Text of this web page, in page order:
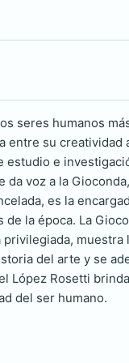
seres humanos
entre su creatividad
estudio e
voz a la
es la
la época. La
del arte y se
López Rosetti
del ser humano.